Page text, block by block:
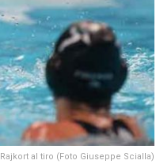
Rajkort al tiro (Foto Giuseppe Scialla)